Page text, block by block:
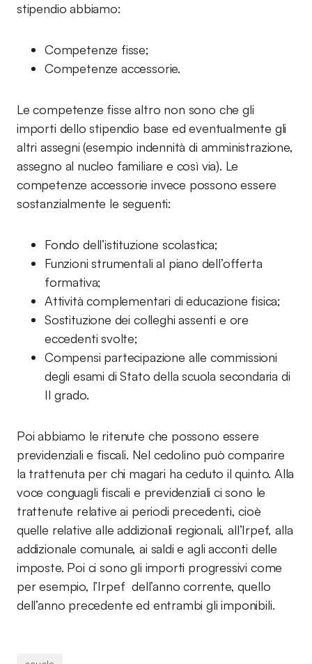
stipendio abbiamo:
Competenze fisse;
Competenze accessorie.
Le competenze fisse altro non sono che gli
importi dello stipendio base ed eventualmente gli
altri assegni (esempio indennità di amministrazione,
assegno al nucleo familiare e così via). Le
competenze accessorie invece possono essere
sostanzialmente le seguenti:
Fondo dell’istituzione scolastica;
Funzioni strumentali al piano dell’offerta
formativa;
Attività complementari di educazione fisica;
Sostituzione dei colleghi assenti e ore
eccedenti svolte;
Compensi partecipazione alle commissioni
degli esami di Stato della scuola secondaria di
II grado.
Poi abbiamo le ritenute che possono essere
previdenziali e fiscali. Nel cedolino può comparire
la trattenuta per chi magari ha ceduto il quinto. Alla
voce conguagli fiscali e previdenziali ci sono le
trattenute relative ai periodi precedenti, cioè
quelle relative alle addizionali regionali, all’Irpef, alla
addizionale comunale, ai saldi e agli acconti delle
imposte. Poi ci sono gli importi progressivi come
per esempio, l’Irpef dell’anno corrente, quello
dell’anno precedente ed entrambi gli imponibili.